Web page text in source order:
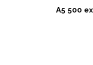
A5 500